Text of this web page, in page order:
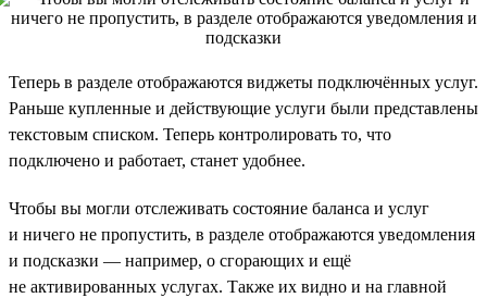
Теперь в разделе отображаются виджеты подключённых услуг.
Раньше купленные и действующие услуги были представлены
текстовым списком. Теперь контролировать то, что
подключено и работает, станет удобнее.
Чтобы вы могли отслеживать состояние баланса и услуг
и ничего не пропустить, в разделе отображаются уведомления
и подсказки — например, о сгорающих и ещё
не активированных услугах. Также их видно и на главной